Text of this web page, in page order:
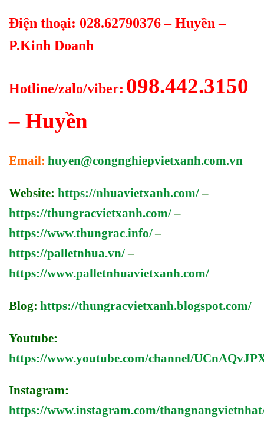
Điện thoại: 028.62790376 – Huyền –
P.Kinh Doanh
Hotline/zalo/viber: 098.442.3150
– Huyền
Email: huyen@congnghiepvietxanh.com.vn
Website: https://nhuavietxanh.com/–
https://thungracvietxanh.com/–
https://www.thungrac.info/–
https://palletnhua.vn/–
https://www.palletnhuavietxanh.com/
Blog: https://thungracvietxanh.blogspot.com/
Youtube:
https://www.youtube.com/channel/
Instagram:
https://www.instagram.com/